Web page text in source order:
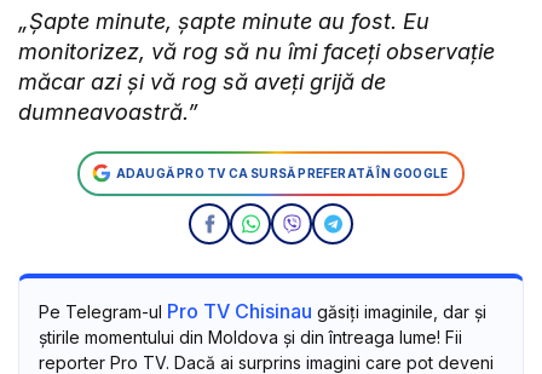
„Șapte minute, șapte minute au fost. Eu
monitorizez, vă rog să nu îmi faceți observație
măcar azi și vă rog să aveți grijă de
dumneavoastră.”
ADAUGĂ PRO TV CA SURSĂ PREFERATĂ ÎN GOOGLE
Pe Telegram-ul Pro TV Chisinau găsiți imaginile, dar și
știrile momentului din Moldova și din întreaga lume! Fii
reporter Pro TV. Dacă ai surprins imagini care pot deveni